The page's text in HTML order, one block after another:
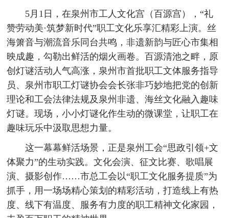
5月1日，在泉州市工人文化宫（百源宫），“礼
赞劳动美·筑梦新时代”职工文化乐享汇精彩上演。丝
海箫音与潮流音乐同台共鸣，非遗新韵与匠心市集相
映成趣，勾勒出鲜活的烟火画卷。百源清池之畔，原
创灯谜活动人气高涨，泉州市首批职工文体服务指导
员、泉州市职工灯谜协会会长张非巧妙地把党的创新
理论和工会法律法规及泉州非遗、海丝文化融入趣味
灯谜。现场，小小灯谜化作生动的微课堂，让职工在
趣味玩乐中汲取思想力量。
这一幕幕鲜活场景，正是泉州工会“思政引领+文
体聚力”的生动实践。文化会演、征文比赛、歌唱展
演、摄影创作……市总工会以“职工文化服务提质”为
抓手，用一场场精心策划的精彩活动，打造线上有热
度、线下有温度、服务有力度的职工精神文化家园，